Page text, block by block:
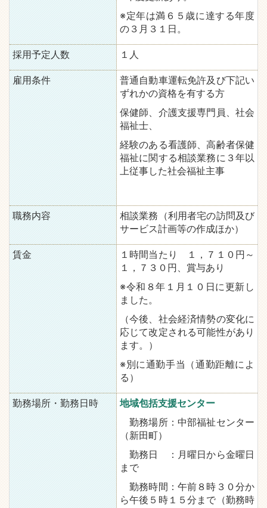
※定年は満６５歳に達する年度
の３月３１日。
採用予定人数 １人
雇用条件
普通自動車運転免許及び下記い
ずれかの資格を有する方
保健師、介護支援専門員、社会
福祉士、
経験のある看護師、高齢者保健
福祉に関する相談業務に３年以
上従事した社会福祉主事
職務内容
相談業務（利用者宅の訪問及び
サービス計画等の作成ほか）
賃金
１時間当たり １，７１０円～
１，７３０円、賞与あり
※令和８年１月１０日に更新し
ました。
（今後、社会経済情勢の変化に
応じて改定される可能性があり
ます。）
※別に通勤手当（通勤距離によ
る）
勤務場所・勤務日時
地域包括支援センター
勤務場所：中部福祉センター
（新田町）
勤務日 ：月曜日から金曜日
まで
勤務時間：午前８時３０分か
ら午後５時１５分まで（勤務時